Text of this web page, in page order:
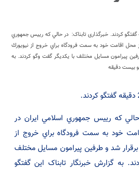
اوباما با هم 20 دقیقه گفتگو کردند. خبرگذاری تابناک: در حالي كه رييس جمهوري
محل اقامت خود به سمت فرودگاه براي خروج از نيويورك
پيرامون مسايل مختلف با يكديگر گفت وگو كردند. به
بیست دقیقه
كه رييس جمهوري اسلامي ايران در
خود به سمت فرودگاه براي خروج از
شد و طرفين پيرامون مسايل مختلف
به گزارش خبرنگار تابناک این گفتگو